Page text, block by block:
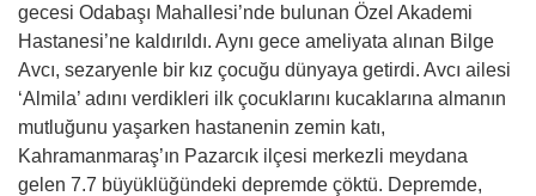
gecesi Odabaşı Mahallesi’nde bulunan Özel Akademi
Hastanesi’ne kaldırıldı. Aynı gece ameliyata alınan Bilge
Avcı, sezaryenle bir kız çocuğu dünyaya getirdi. Avcı ailesi
‘Almila’ adını verdikleri ilk çocuklarını kucaklarına almanın
mutluğunu yaşarken hastanenin zemin katı,
Kahramanmaraş’ın Pazarcık ilçesi merkezli meydana
gelen 7.7 büyüklüğündeki depremde çöktü. Depremde,